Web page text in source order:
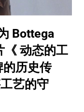
Bottega
《 动态的工
历史传
艺的守